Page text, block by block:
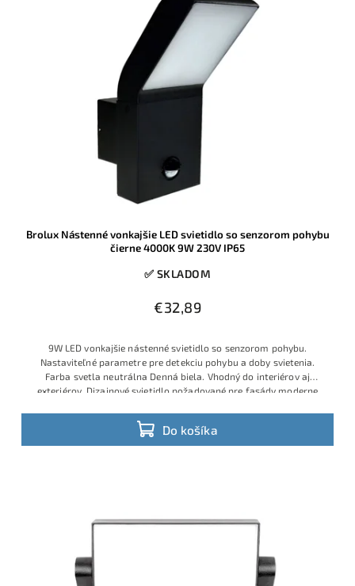
Brolux Nástenné vonkajšie LED svietidlo so senzorom pohybu
čierne 4000K 9W 230V IP65
✅ SKLADOM
€32,89
Do košíka
9W LED vonkajšie nástenné svietidlo so senzorom pohybu.
Nastaviteľné parametre pre detekciu pohybu a doby svietenia.
Farba svetla neutrálna Denná biela. Vhodný do interiérov aj
exteriérov. Dizajnové svietidlo požadované pre fasády moderne